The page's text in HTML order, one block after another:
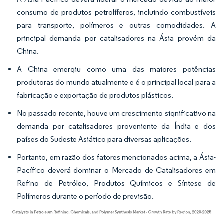
consumo de produtos petrolíferos, incluindo combustíveis
para transporte, polímeros e outras comodidades. A
principal demanda por catalisadores na Ásia provém da
China.
A China emergiu como uma das maiores potências
produtoras do mundo atualmente e é o principal local para a
fabricação e exportação de produtos plásticos.
No passado recente, houve um crescimento significativo na
demanda por catalisadores proveniente da Índia e dos
países do Sudeste Asiático para diversas aplicações.
Portanto, em razão dos fatores mencionados acima, a Ásia-
Pacífico deverá dominar o Mercado de Catalisadores em
Refino de Petróleo, Produtos Químicos e Síntese de
Polímeros durante o período de previsão.